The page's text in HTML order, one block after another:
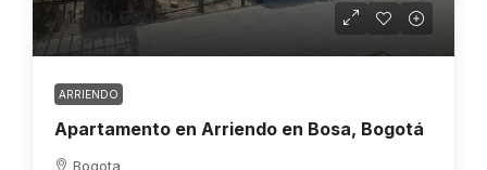
$1.200.000
ARRIENDO
Apartamento en Arriendo en Bosa, Bogotá
Bogota